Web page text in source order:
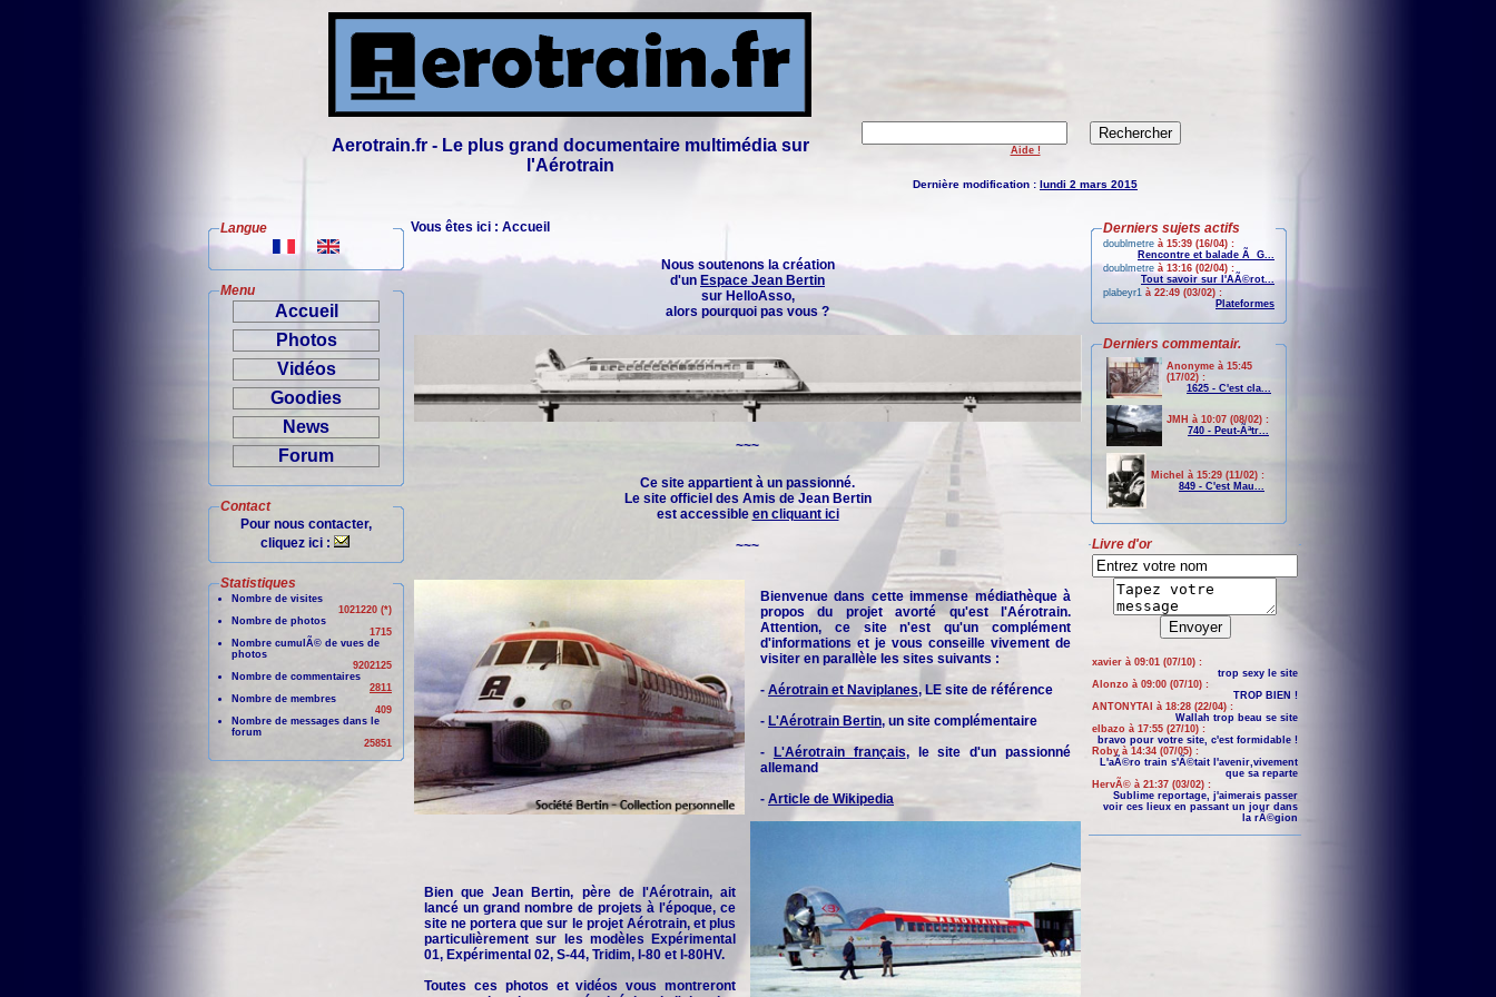
Aerotrain.fr - Le plus grand documentaire multimédia sur
l'Aérotrain
Aide !
Dernière modification : lundi 2 mars 2015
Langue
Menu
Accueil
Photos
Vidéos
Goodies
News
Forum
Contact
Pour nous contacter,
cliquez ici :
Statistiques
Nombre de visites
1021220 (*)
Nombre de photos
1715
Nombre cumulÃ© de vues de
photos
9202125
Nombre de commentaires
2811
Nombre de membres
409
Nombre de messages dans le
forum
25851
Vous êtes ici : Accueil
Nous soutenons la création
d'un Espace Jean Bertin
sur HelloAsso,
alors pourquoi pas vous ?
~~~
Ce site appartient à un passionné.
Le site officiel des Amis de Jean Bertin
est accessible en cliquant ici
~~~
Bienvenue dans cette immense médiathèque à
propos du projet avorté qu'est l'Aérotrain.
Attention, ce site n'est qu'un complément
d'informations et je vous conseille vivement de
visiter en parallèle les sites suivants :
- Aérotrain et Naviplanes, LE site de référence
- L'Aérotrain Bertin, un site complémentaire
-
L'Aérotrain français, le site d'un passionné
allemand
- Article de Wikipedia
Bien que Jean Bertin, père de l'Aérotrain, ait
lancé un grand nombre de projets à l'époque, ce
site ne portera que sur le projet Aérotrain, et plus
particulièrement sur les modèles Expérimental
01, Expérimental 02, S-44, Tridim, I-80 et I-80HV.
Toutes ces photos et vidéos vous montreront
Derniers sujets actifs
doublmetre à 15:39 (16/04) :
Rencontre et balade Ã G...
doublmetre à 13:16 (02/04) :
Tout savoir sur l'AÃ©rot...
plabeyr1 à 22:49 (03/02) :
Plateformes
Derniers commentair.
Anonyme à 15:45
(17/02) :
1625 - C'est cla...
JMH à 10:07 (08/02) :
740 - Peut-Ãªtr...
Michel à 15:29 (11/02) :
849 - C'est Mau...
Livre d'or
xavier à 09:01 (07/10) :
trop sexy le site
Alonzo à 09:00 (07/10) :
TROP BIEN !
ANTONYTAI à 18:28 (22/04) :
Wallah trop beau se site
elbazo à 17:55 (27/10) :
bravo pour votre site, c'est formidable !
Roby à 14:34 (07/05) :
L'aÃ©ro train s'Ã©tait l'avenir,vivement
que sa reparte
HervÃ© à 21:37 (03/02) :
Sublime reportage, j'aimerais passer
voir ces lieux en passant un jour dans
la rÃ©gion